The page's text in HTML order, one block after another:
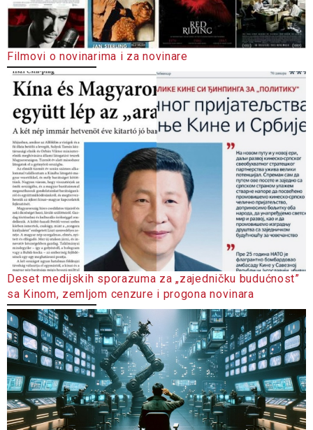
Filmovi o novinarima i za novinare
Deset medijskih sporazuma za „zajedničku budućnost”
sa Kinom, zemljom cenzure i progona novinara